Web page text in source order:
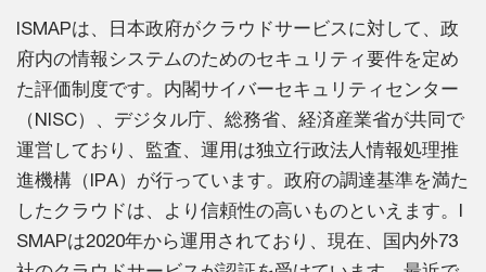
ISMAPは、日本政府がクラウドサービスに対して、政
府内の情報システムのためのセキュリティ要件を定め
た評価制度です。内閣サイバーセキュリティセンター
（NISC）、デジタル庁、総務省、経済産業省が共同で
運営しており、監査、運用は独立行政法人情報処理推
進機構（IPA）が行っています。政府の調達基準を満た
したクラウドは、より信頼性の高いものといえます。I
SMAPは2020年から運用されており、現在、国内外73